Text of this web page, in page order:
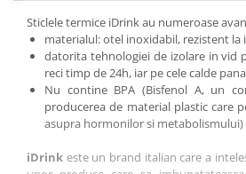
Sticlele termice iDrink au numeroase
materialul: otel inoxidabil, rezistent
datorita tehnologiei de izolare in vid
reci timp de 24h, iar pe cele calde
Nu contine BPA (Bisfenol A, un
producerea de material plastic care
asupra hormonilor si metabolismului)
iDrink este un brand italian care a